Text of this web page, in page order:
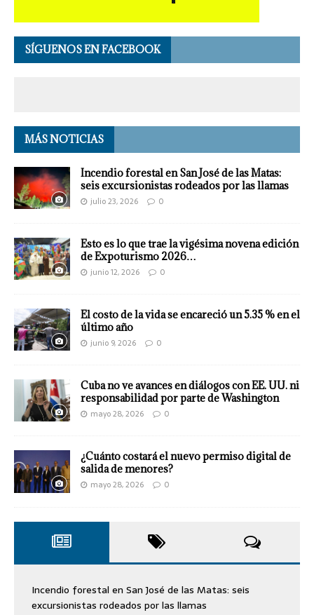
SÍGUENOS EN FACEBOOK
MÁS NOTICIAS
Incendio forestal en San José de las Matas:
seis excursionistas rodeados por las llamas
julio 23, 2026 0
Esto es lo que trae la vigésima novena edición
de Expoturismo 2026…
junio 12, 2026 0
El costo de la vida se encareció un 5.35 % en el
último año
junio 9, 2026 0
Cuba no ve avances en diálogos con EE. UU. ni
responsabilidad por parte de Washington
mayo 28, 2026 0
¿Cuánto costará el nuevo permiso digital de
salida de menores?
mayo 28, 2026 0
Incendio forestal en San José de las Matas: seis
excursionistas rodeados por las llamas